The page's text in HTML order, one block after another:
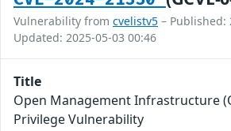
Vulnerability from cvelistv5 – Published:
Updated: 2025-05-03 00:46
Title
Open Management Infrastructure
Privilege Vulnerability